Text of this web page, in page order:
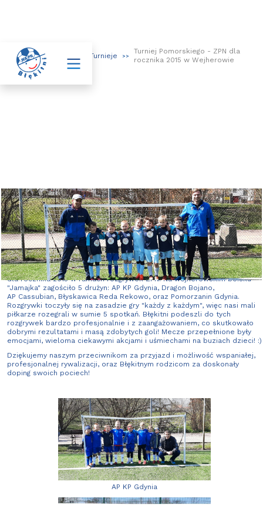
>> Aktualności Turnieje >>
Turniej Pomorskiego - ZPN dla
rocznika 2015 w Wejherowie
Turniej Pomorskiego - ZPN dla
rocznika 2015 w Wejherowie
24.04.2022
W niedzielę 24.04 zorganizowany został przez naszą Akademię turniej
dla rocznika 2015 w ramach rozgrywek ZPN. Na wejherowskim boisku
"Jamajka" zagościło 5 drużyn: AP KP Gdynia, Dragon Bojano,
AP Cassubian, Błyskawica Reda Rekowo, oraz Pomorzanin Gdynia.
Rozgrywki toczyły się na zasadzie gry "każdy z każdym", więc nasi mali
piłkarze rozegrali w sumie 5 spotkań. Błękitni podeszli do tych
rozgrywek bardzo profesjonalnie i z zaangażowaniem, co skutkowało
dobrymi rezultatami i masą zdobytych goli! Mecze przepełnione były
emocjami, wieloma ciekawymi akcjami i uśmiechami na buziach dzieci! :)
Dziękujemy naszym przeciwnikom za przyjazd i możliwość wspaniałej,
profesjonalnej rywalizacji, oraz Błękitnym rodzicom za doskonały
doping swoich pociech!
AP KP Gdynia